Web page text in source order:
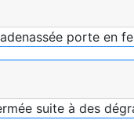
porte en
suite à des